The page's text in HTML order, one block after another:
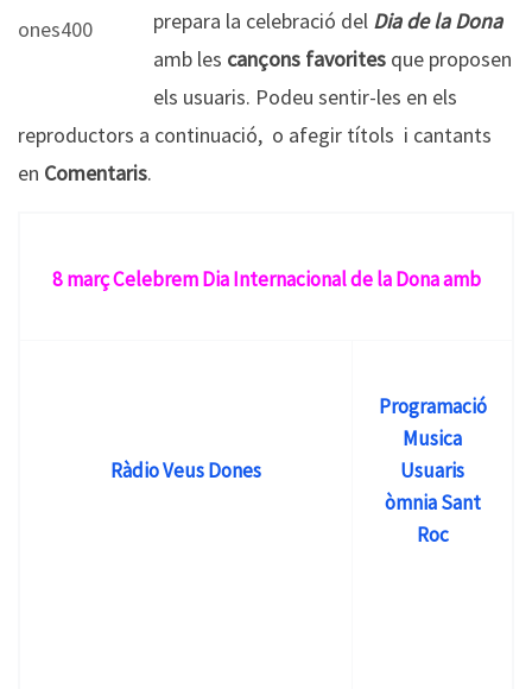
prepara la celebració del Dia de la Dona
amb les cançons favoritesque proposen
els usuaris. Podeu sentir-les en els
reproductors a continuació, o afegir títols i cantants
en Comentaris.
8 març Celebrem Dia Internacional de la Dona amb
Ràdio Veus Dones
Programació
Musica
Usuaris
òmnia Sant
Roc